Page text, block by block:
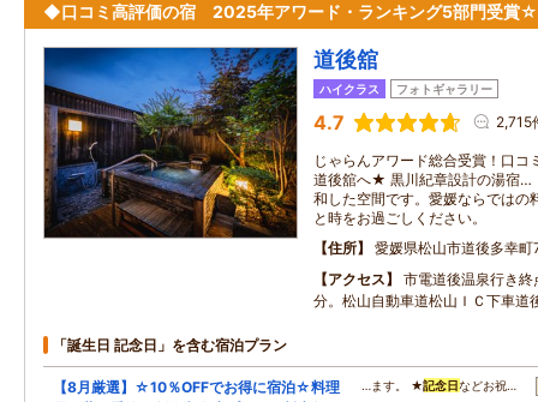
◆口コミ高評価の宿 2025年アワード・ランキング5部門受賞☆
道後舘
ハイクラス フォトギャラリー
4.7 2,715
じゃらんアワード総合受賞！口コ
道後舘へ★ 黒川紀章設計の湯宿…
和した空間です。愛媛ならではの
と時をお過ごしください。
住所
愛媛県松山市道後多幸
アクセス
市電道後温泉行き
分。松山自動車道松山ＩＣ下車道
「誕生日 記念日」を含む宿泊プラン
【8月厳選】☆10％OFFでお得に宿泊☆料理
…ます。 ★記念日などお祝…